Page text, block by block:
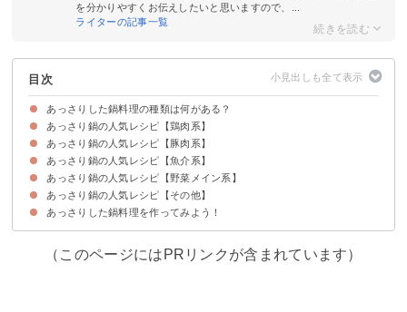
を分かりやすくお伝えしたいと思いますので、...
ライターの記事一覧
目次
あっさりした鍋料理の種類は何がある？
あっさり鍋の人気レシピ【鶏肉系】
①鶏肉とキャベツのあっさり鍋
②鶏肉と鱈のあっさり鍋
③鶏肉のあっさり塩麹鍋
④ゆず胡椒と白だしの鶏しゃぶ鍋
あっさり鍋の人気レシピ【豚肉系】
①めんつゆで簡単あっさり鍋
②豚肉の台湾風あっさり鍋
③和風だしのあっさりレモン鍋
④豚肉ともやしの白だし鍋
あっさり鍋の人気レシピ【魚介系】
①ズワイガニとポン酢のあっさり鍋
②牡蠣のあっさりレモン鍋
③海鮮だしのあっさり鍋
④タラのあっさりコンソメ鍋
⑤牡蠣のあっさり味噌鍋
あっさり鍋の人気レシピ【野菜メイン系】
①カレー味のあっさり鍋
②おでんだしと大根のあっさり鍋
③キャベツときのこのあっさり鍋
④トマトスープのあっさり鍋
⑤絶品ゆず塩あっさり鍋
あっさり鍋の人気レシピ【その他】
①あっさり絶品モツ鍋
②水餃子のあっさり鍋
あっさりした鍋料理を作ってみよう！
（このページにはPRリンクが含まれています）